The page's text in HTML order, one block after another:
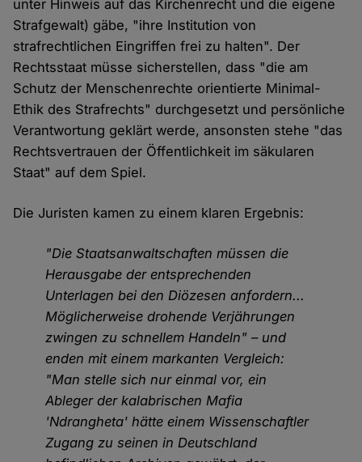
unter Hinweis auf das Kirchenrecht und die eigene
Strafgewalt) gäbe, "ihre Institution von
strafrechtlichen Eingriffen frei zu halten". Der
Rechtsstaat müsse sicherstellen, dass "die am
Schutz der Menschenrechte orientierte Minimal-
Ethik des Strafrechts" durchgesetzt und persönliche
Verantwortung geklärt werde, ansonsten stehe "das
Rechtsvertrauen der Öffentlichkeit im säkularen
Staat" auf dem Spiel.
Die Juristen kamen zu einem klaren Ergebnis:
"Die Staatsanwaltschaften müssen die
Herausgabe der entsprechenden
Unterlagen bei den Diözesen anfordern...
Möglicherweise drohende Verjährungen
zwingen zu schnellem Handeln" – und
enden mit einem markanten Vergleich:
"Man stelle sich nur einmal vor, ein
Ableger der kalabrischen Mafia
'Ndrangheta' hätte einem Wissenschaftler
Zugang zu seinen in Deutschland